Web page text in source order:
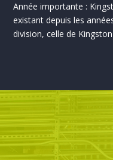
Année importante :
existant depuis les
division, celle de